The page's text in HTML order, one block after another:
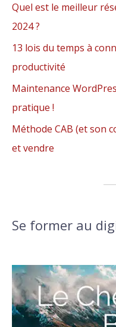
Quel est le meilleur
2024 ?
13 lois du temps à
productivité
Maintenance
pratique !
Méthode CAB (et son
et vendre
Se former au